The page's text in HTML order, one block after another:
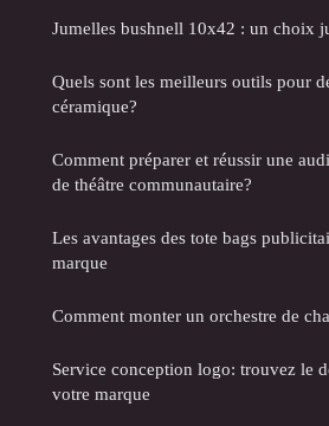
Jumelles bushnell 10x42 : un choix
Quels sont les meilleurs outils pour
céramique?
Comment préparer et réussir une
de théâtre communautaire?
Les avantages des tote bags
marque
Comment monter un orchestre de
Service conception logo: trouvez le
votre marque